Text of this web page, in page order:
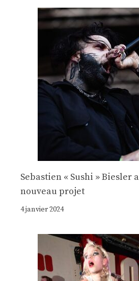
Sebastien « Sushi » Biesler
nouveau projet
4 janvier 2024